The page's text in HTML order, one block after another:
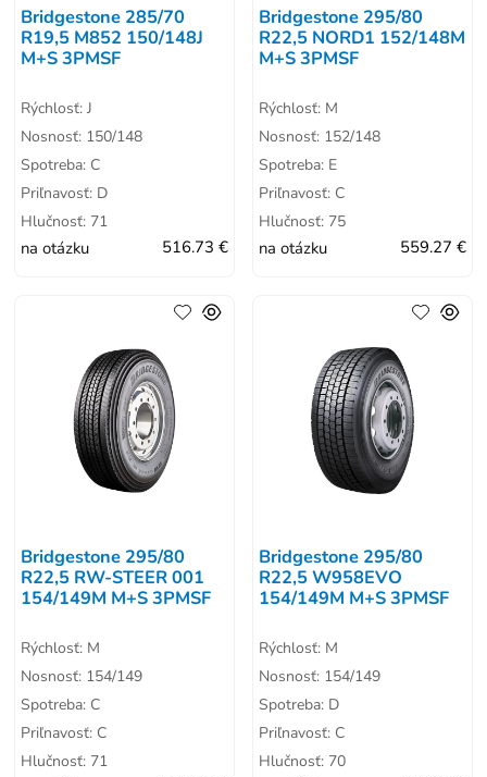
Bridgestone 285/70
R19,5 M852 150/148J
M+S 3PMSF
Rýchlosť: J
Nosnosť: 150/148
Spotreba: C
Priľnavosť: D
Hlučnosť: 71
na otázku 516.73 €
Bridgestone 295/80
R22,5 NORD1 152/148M
M+S 3PMSF
Rýchlosť: M
Nosnosť: 152/148
Spotreba: E
Priľnavosť: C
Hlučnosť: 75
na otázku 559.27 €
Bridgestone 295/80
R22,5 RW-STEER 001
154/149M M+S 3PMSF
Rýchlosť: M
Nosnosť: 154/149
Spotreba: C
Priľnavosť: C
Hlučnosť: 71
Bridgestone 295/80
R22,5 W958EVO
154/149M M+S 3PMSF
Rýchlosť: M
Nosnosť: 154/149
Spotreba: D
Priľnavosť: C
Hlučnosť: 70